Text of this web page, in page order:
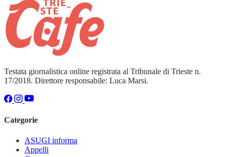
Testata giornalistica online registrata al Tribunale di Trieste n.
17/2018. Direttore responsabile: Luca Marsi.
Categorie
ASUGI informa
Appelli